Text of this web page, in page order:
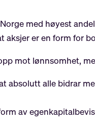
med høyest
aksjerer en form for
mot lønnsomhet,
absolutt alle bidrar
av